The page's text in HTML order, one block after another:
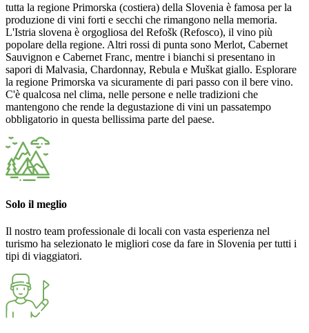
tutta la regione Primorska (costiera) della Slovenia è famosa per la
produzione di vini forti e secchi che rimangono nella memoria.
L'Istria slovena è orgogliosa del Refošk (Refosco), il vino più
popolare della regione. Altri rossi di punta sono Merlot, Cabernet
Sauvignon e Cabernet Franc, mentre i bianchi si presentano in
sapori di Malvasia, Chardonnay, Rebula e Muškat giallo. Esplorare
la regione Primorska va sicuramente di pari passo con il bere vino.
C'è qualcosa nel clima, nelle persone e nelle tradizioni che
mantengono che rende la degustazione di vini un passatempo
obbligatorio in questa bellissima parte del paese.
Solo il meglio
Il nostro team professionale di locali con vasta esperienza nel
turismo ha selezionato le migliori cose da fare in Slovenia per tutti i
tipi di viaggiatori.